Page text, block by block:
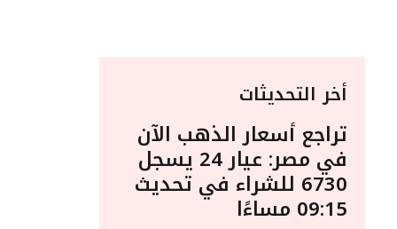
أخر التحديثات
تراجع أسعار الذهب الآن
في مصر: عيار 24 يسجل
6730 للشراء في تحديث
09:15 مساءًا